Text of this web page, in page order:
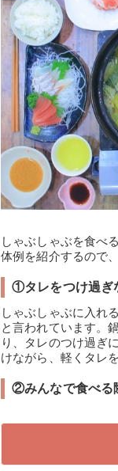
しゃぶしゃぶを食べ
体例を紹介するので
①タレをつけ過ぎ
しゃぶしゃぶに入れ
と言われています。
り、タレのつけ過ぎ
けながら、軽くタレ
②みんなで食べる